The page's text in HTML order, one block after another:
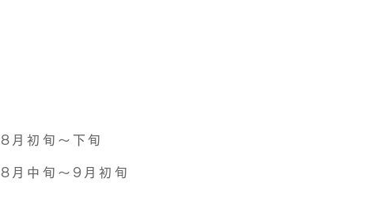
8月初旬〜下旬
8月中旬〜9月初旬